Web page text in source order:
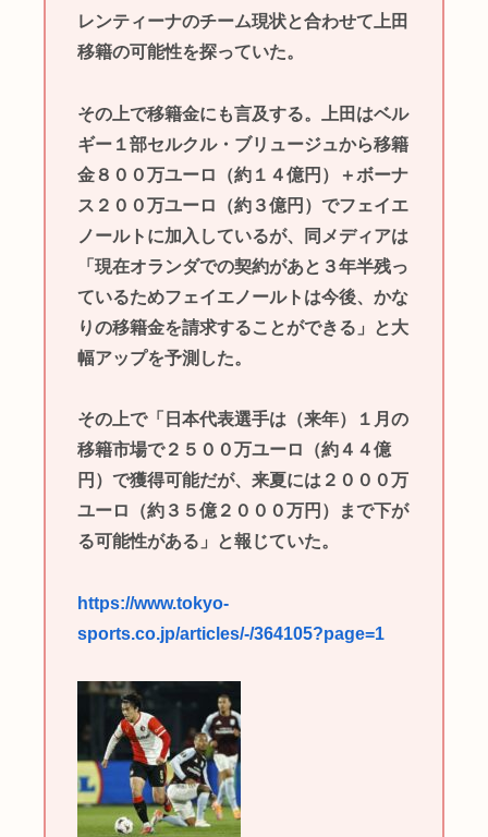
レンティーナのチーム現状と合わせて上田
移籍の可能性を探っていた。
その上で移籍金にも言及する。上田はベル
ギー１部セルクル・ブリュージュから移籍
金８００万ユーロ（約１４億円）＋ボーナ
ス２００万ユーロ（約３億円）でフェイエ
ノールトに加入しているが、同メディアは
「現在オランダでの契約があと３年半残っ
ているためフェイエノールトは今後、かな
りの移籍金を請求することができる」と大
幅アップを予測した。
その上で「日本代表選手は（来年）１月の
移籍市場で２５００万ユーロ（約４４億
円）で獲得可能だが、来夏には２０００万
ユーロ（約３５億２０００万円）まで下が
る可能性がある」と報じていた。
https://www.tokyo-
sports.co.jp/articles/-/364105?page=1